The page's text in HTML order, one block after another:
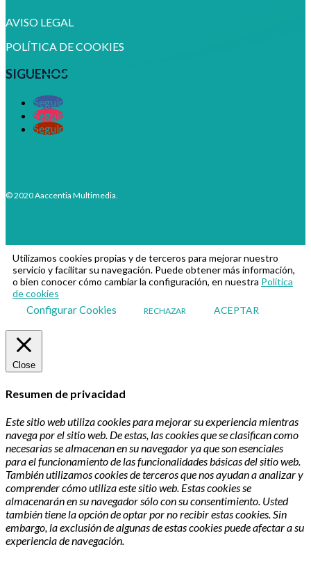
AVISO LEGAL
POLÍTICA DE COOKIES
SIGUENOS
Seguir
Seguir
Seguir
© 2020 Aaccentia Multimedia.
Utilizamos cookies propias y de terceros para mejorar nuestro
servicio y facilitar su navegación. Puede obtener más información,
o bien conocer cómo cambiar la configuración, en nuestra Política
de cookies
Configurar Cookies RECHAZAR ACEPTAR
Close
Resumen de privacidad
Este sitio web utiliza cookies para mejorar su experiencia mientras
navega por el sitio web. De estas, las cookies que se clasifican como
necesarias se almacenan en su navegador ya que son esenciales
para el funcionamiento de las funcionalidades básicas del sitio web.
También utilizamos cookies de terceros que nos ayudan a analizar y
comprender cómo utiliza este sitio web. Estas cookies se
almacenarán en su navegador sólo con su consentimiento. Usted
también tiene la opción de optar por no recibir estas cookies. Sin
embargo, la exclusión de algunas de estas cookies puede afectar a su
experiencia de navegación.